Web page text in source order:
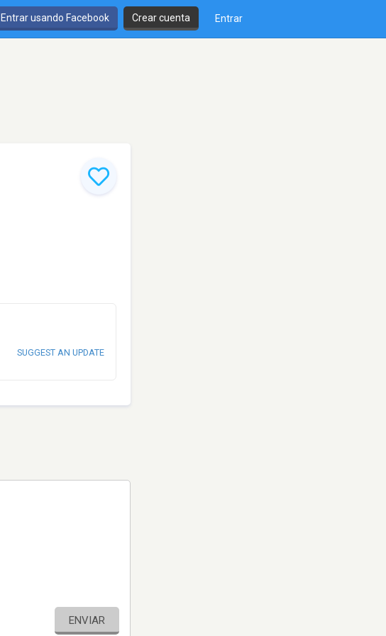
Entrar usando Facebook Crear cuenta Entrar
SUGGEST AN UPDATE
ENVIAR